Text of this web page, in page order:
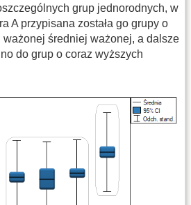
grup jednorodnych, w
A przypisana została go grupy o
średniej ważonej, a dalsze
do grup o coraz wyższych